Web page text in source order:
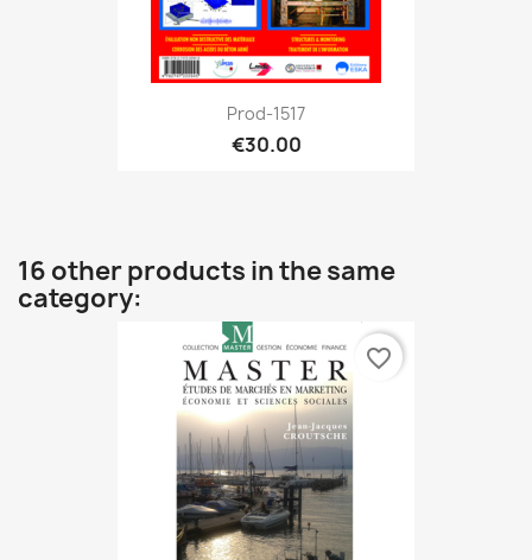
Prod-1517
€30.00
16 other products in the same
category:
favorite_border